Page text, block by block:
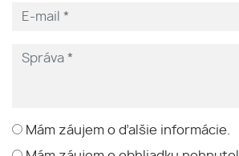
Mám záujem o ďalšie informácie.